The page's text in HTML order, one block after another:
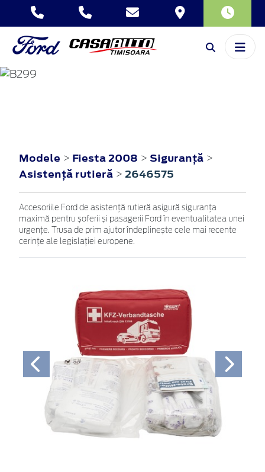
Modele > Fiesta 2008 > Siguranţă >
Asistenţă rutieră > 2646575
Accesoriile Ford de asistență rutieră asigură siguranța
maximă pentru șoferii și pasagerii Ford în eventualitatea unei
urgențe. Trusa de prim ajutor îndeplinește cele mai recente
cerințe ale legislației europene.